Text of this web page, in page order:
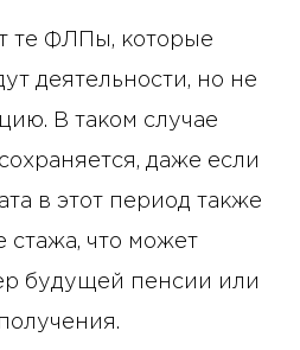
те ФЛПы, которые
деятельности, но не
В таком случае
даже если
в этот период также
стажа, что может
будущей пенсии или